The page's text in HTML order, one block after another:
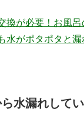
換が必要！お風
水がポタポタと
水漏れして